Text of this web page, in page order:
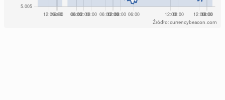
Źródło: currencybeacon.com